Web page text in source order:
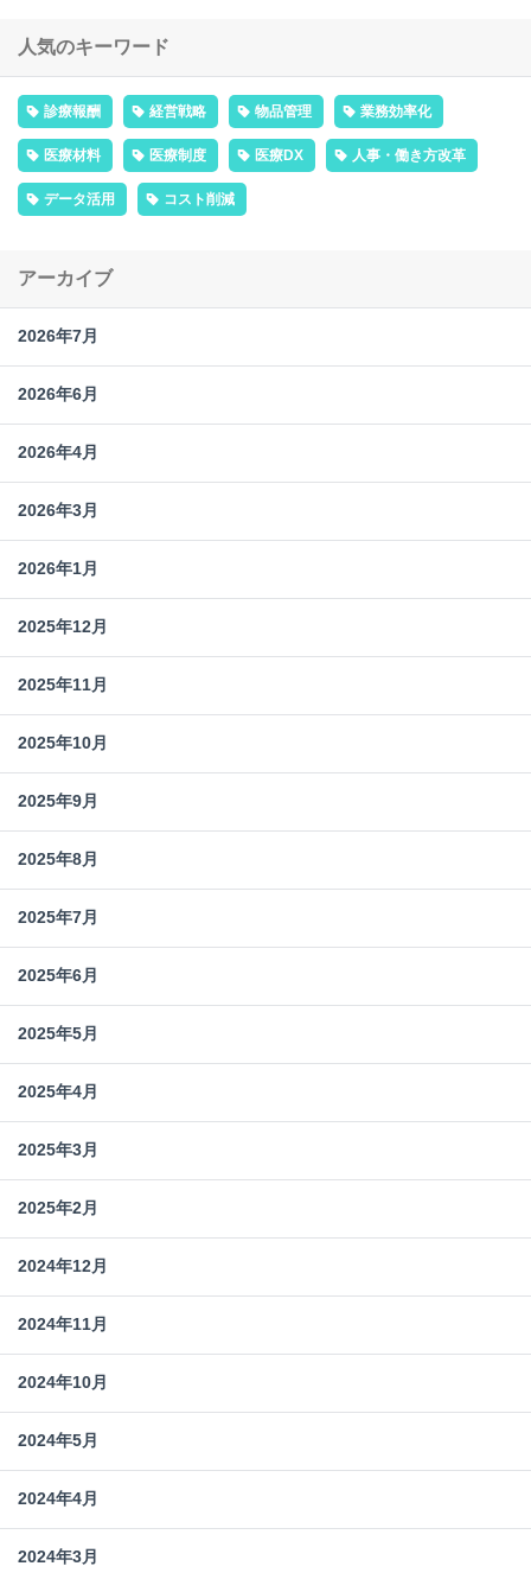
人気のキーワード
診療報酬 経営戦略 物品管理 業務効率化
医療材料 医療制度 医療DX 人事・働き方改革
データ活用 コスト削減
アーカイブ
2026年7月
2026年6月
2026年4月
2026年3月
2026年1月
2025年12月
2025年11月
2025年10月
2025年9月
2025年8月
2025年7月
2025年6月
2025年5月
2025年4月
2025年3月
2025年2月
2024年12月
2024年11月
2024年10月
2024年5月
2024年4月
2024年3月